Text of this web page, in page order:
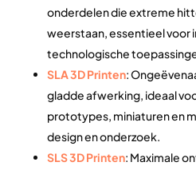
onderdelen die extreme
weerstaan, essentieel voor
technologische
SLA 3D Printen:
gladde afwerking, ideaal
prototypes, miniaturen en
design en onderzoek.
SLS 3D Printen: Maximale